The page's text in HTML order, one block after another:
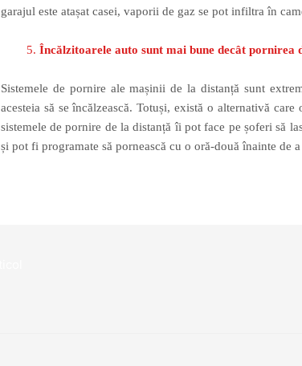
garajul este atașat casei, vaporii de gaz se pot infiltra în
Încălzitoarele auto sunt mai bune decât pornirea
Sistemele de pornire ale mașinii de la distanță sunt
acesteia să se încălzească. Totuși, există o alternativă
sistemele de pornire de la distanță îi pot face pe șoferi să
și pot fi programate să pornească cu o oră-două înainte de